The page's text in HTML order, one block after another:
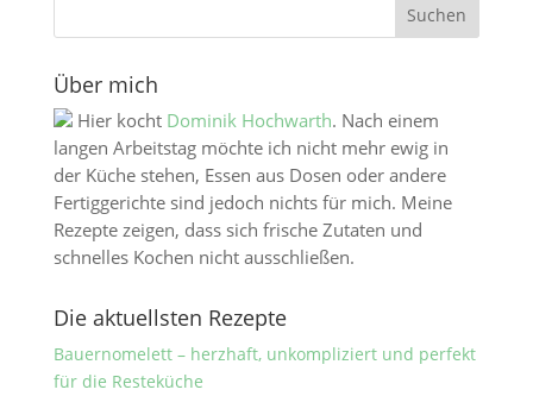
Über mich
Hier kocht Dominik Hochwarth. Nach einem
langen Arbeitstag möchte ich nicht mehr ewig in
der Küche stehen, Essen aus Dosen oder andere
Fertiggerichte sind jedoch nichts für mich. Meine
Rezepte zeigen, dass sich frische Zutaten und
schnelles Kochen nicht ausschließen.
Die aktuellsten Rezepte
Bauernomelett – herzhaft, unkompliziert und perfekt
für die Resteküche